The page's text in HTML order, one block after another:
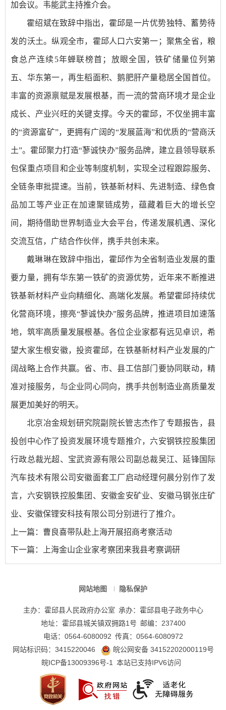
加会议。韦能武主持推介会。
霍绍斌在致辞中指出，霍邱是一片优势独特、蓄势待
发的沃土。纵观全市，霍邱人口六安第一；聚焦全省，粮
食总产连续5年蝉联榜首；放眼全国，铁矿储量位列第
五、华东第一，再生稻面积、鹅肥肝产量稳居全国首位。
丰富的资源禀赋是发展根基，而一流的营商环境才是企业
成长、产业兴旺的关键支撑。今天的霍邱，不仅坐拥丰富
的“资源富矿”，更拥有广阔的“发展蓝海”和优质的“营商沃
土”。霍邱聚力打造“蓼诚快办”服务品牌，建立县领导联系
包保重点项目和企业等制度机制，实现全过程跟踪服务、
全链条审批提速。当前，铁基新材料、先进制造、绿色食
品加工等产业正在加速聚链成势，蕴藏着巨大的增长空
间，期待借助世界制造业大会平台，传递发展机遇、深化
交流互信，广结合作伙伴，携手共创未来。
戴琳琳在致辞中指出，霍邱作为全省制造业发展的重
要力量，拥有华东第一铁矿的资源优势，近年来不断推进
铁基新材料产业向精细化、高端化发展。希望霍邱持续优
化营商环境，擦亮“蓼诚快办”服务品牌，推进项目加速落
地，筑牢高质量发展根基。各位企业家都有远见卓识，希
望大家生根安徽，投资霍邱，在铁基新材料产业发展的广
阔战略上合作共赢。省、市、县工信部门要协同联动，精
准对接服务，与企业同心同向，携手共创制造业高质量发
展更加美好的明天。
北京冶金规划研究院副院长管志杰作了专题报告，县
投创中心作了投资发展环境专题推介，六安钢铁控股集团
行政总裁光超、宝武资源有限公司副总裁吴江、延锋国际
汽车技术有限公司安徽面套工厂启动经理何晨分别作了发
言，六安钢铁控股集团、安徽金安矿业、安徽马钢张庄矿
业、安徽保锂安科技有限公司分别进行了推介。
上一篇： 曹良喜带队赴上海开展招商考察活动
下一篇： 上海金山企业家考察团来我县考察调研
网站地图 隐私保护
主办：霍邱县人民政府办公室 承办：霍邱县电子政务中心
地址：霍邱县城关镇双拥路1号 邮编：237400
电话：0564-6080092 传真：0564-6080972
网站标识码：3415220046
皖公网安备 34152202000119号
皖ICP备13009396号-1 本站已支持IPV6访问